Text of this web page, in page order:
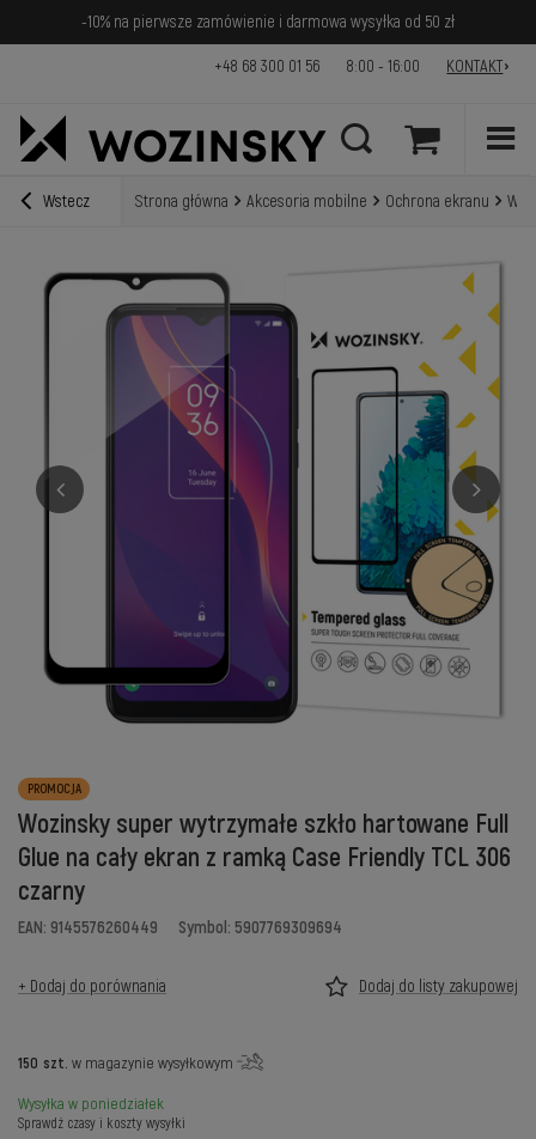
-10% na pierwsze zamówienie i darmowa wysyłka od 50 zł
+48 68 300 01 56 8:00 - 16:00 KONTAKT
Wstecz Strona główna Akcesoria mobilne Ochrona ekranu
PROMOCJA
Wozinsky super wytrzymałe szkło hartowane Full
Glue na cały ekran z ramką Case Friendly TCL 306
czarny
EAN: 9145576260449 Symbol: 5907769309694
+ Dodaj do porównania Dodaj do listy zakupowej
150 szt. w magazynie wysyłkowym
Wysyłka w poniedziałek
Sprawdź czasy i koszty wysyłki